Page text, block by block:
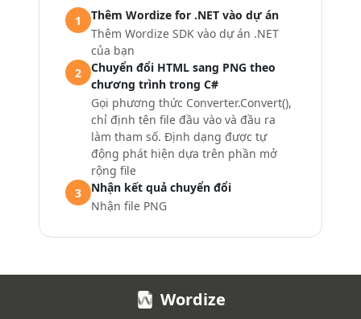
1
Thêm Wordize for .NET vào dự án
Thêm Wordize SDK vào dự án .NET
của bạn
2
Chuyển đổi HTML sang PNG theo
chương trình trong C#
Gọi phương thức Converter.Convert(),
chỉ định tên file đầu vào và đầu ra
làm tham số. Định dạng được tự
động phát hiện dựa trên phần mở
rộng file
3
Nhận kết quả chuyển đổi
Nhận file PNG
Wordize